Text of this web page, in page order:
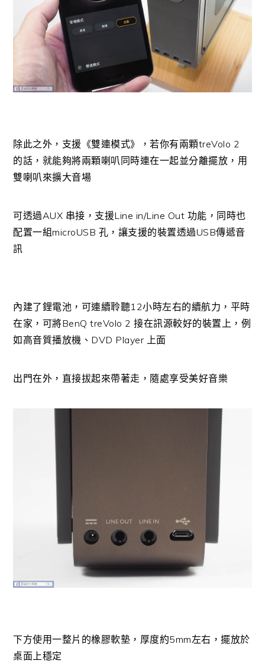
除此之外，支援《雙連模式》，若你有兩顆treVolo 2
的話，就能夠將兩顆喇叭同時連在一起並分離擺放，用
雙喇叭來擴大音場
可透過AUX 串接，支援Line in/Line Out 功能，同時也
配置一組microUSB 孔，讓支援的裝置透過USB傳遞音
訊
內建了鋰電池，可連續聆聽12小時左右的續航力，平時
在家，可將BenQ treVolo 2 接在訊源較好的裝置上，例
如高音質播放機、DVD Player 上面
出門在外，直接拔起來帶著走，隨處享受美好音樂
下方使用一整片的橡膠軟墊，厚度約5mm左右，擺放於
桌面上穩定